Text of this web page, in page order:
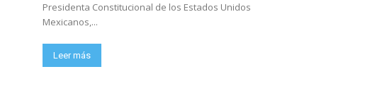
Presidenta Constitucional de los Estados Unidos
Mexicanos,...
Leer más